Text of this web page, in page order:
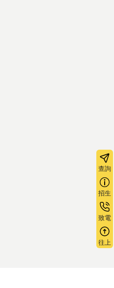
查詢
招生
致電
往上